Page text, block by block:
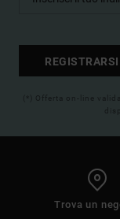
REGISTRARSI
(*) Offerta on-line
Trova un